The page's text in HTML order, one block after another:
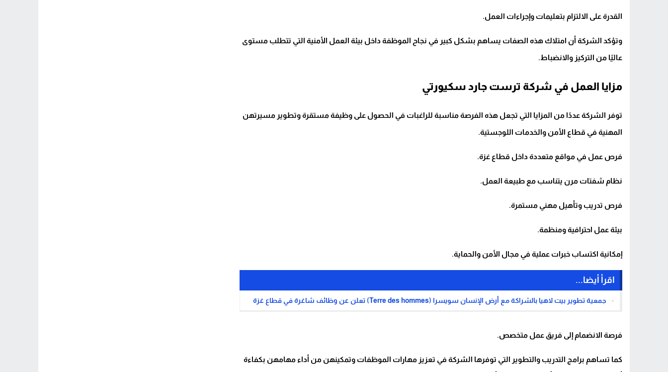
القدرة على الالتزام بتعليمات وإجراءات العمل.
وتؤكد الشركة أن امتلاك هذه الصفات يساهم بشكل كبير في نجاح الموظفة داخل بيئة العمل الأمنية التي تتطلب مستوى
عاليًا من التركيز والانضباط.
مزايا العمل في شركة ترست جارد سكيورتي
توفر الشركة عددًا من المزايا التي تجعل هذه الفرصة مناسبة للراغبات في الحصول على وظيفة مستقرة وتطوير مسيرتهن
المهنية في قطاع الأمن والخدمات اللوجستية.
فرص عمل في مواقع متعددة داخل قطاع غزة.
نظام شفتات مرن يتناسب مع طبيعة العمل.
فرص تدريب وتأهيل مهني مستمرة.
بيئة عمل احترافية ومنظمة.
إمكانية اكتساب خبرات عملية في مجال الأمن والحماية.
اقرأ أيضا...
جمعية تطوير بيت لاهيا بالشراكة مع أرض الإنسان سويسرا (Terre des hommes) تعلن عن وظائف شاغرة في قطاع غزة
فرصة الانضمام إلى فريق عمل متخصص.
كما تساهم برامج التدريب والتطوير التي توفرها الشركة في تعزيز مهارات الموظفات وتمكينهن من أداء مهامهن بكفاءة